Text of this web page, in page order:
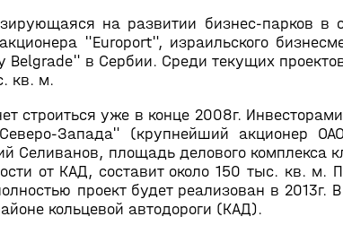
на развитии бизнес-парков в
"Europort", израильского
в Сербии. Среди текущих
кв. м.
строиться уже в конце 2008г.
Запада" (крупнейший акционер
Селиванов, площадь делового комплекса
от КАД, составит около 150 тыс. кв.
проект будет реализован в 2013г.
кольцевой автодороги (КАД).